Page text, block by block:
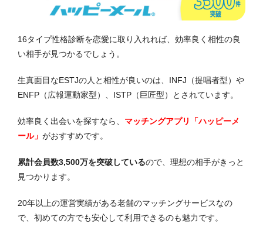
16タイプ性格診断を恋愛に取り入れれば、効率良く相性の良
い相手が見つかるでしょう。
生真面目なESTJの人と相性が良いのは、INFJ（提唱者型）や
ENFP（広報運動家型）、ISTP（巨匠型）とされています。
効率良く出会いを探すなら、 マッチングアプリ「ハッピーメ
ール」 がおすすめです。
累計会員数3,500万を突破しているので、理想の相手がきっと
見つかります。
20年以上の運営実績がある老舗のマッチングサービスなの
で、初めての方でも安心して利用できるのも魅力です。